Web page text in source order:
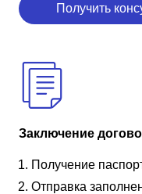
Получить
Заключение
Получение
Отправка